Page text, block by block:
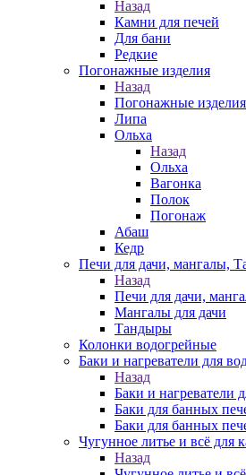
Назад
Камни для печей
Для бани
Редкие
Погонажные изделия
Назад
Погонажные изделия
Липа
Ольха
Назад
Ольха
Вагонка
Полок
Погонаж
Абаш
Кедр
Печи для дачи, мангалы,
Назад
Печи для дачи,
Мангалы для дачи
Тандыры
Колонки водогрейные
Баки и нагреватели для
Назад
Баки и нагреватели
Баки для банных
Баки для банных
Чугунное литье и всё для
Назад